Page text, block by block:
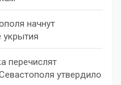
начнут
укрытия
перечислят
утвердило